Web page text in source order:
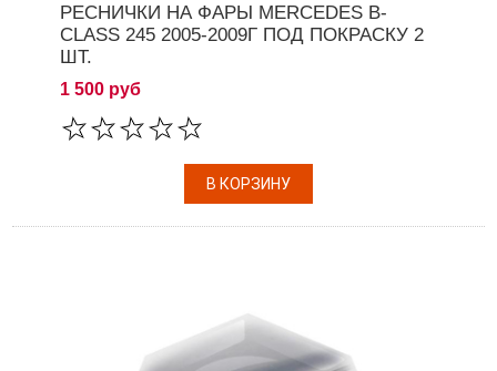
РЕСНИЧКИ НА ФАРЫ MERCEDES B-
CLASS 245 2005-2009Г ПОД ПОКРАСКУ 2
ШТ.
1 500 руб